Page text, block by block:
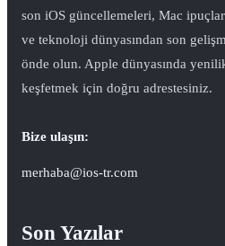
son iOS güncellemeleri, Mac
ve teknoloji dünyasından son
önde olun. Apple dünyasında
keşfetmek için doğru adrestesiniz.
Bize ulaşın:
merhaba@ios-tr.com
Son Yazılar